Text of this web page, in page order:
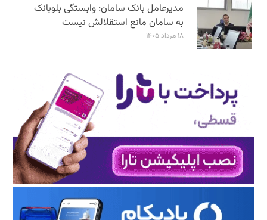
مدیرعامل بانک سامان: وابستگی بلوبانک
به سامان مانع استقلالش نیست
۱۸ مرداد ۱۴۰۵